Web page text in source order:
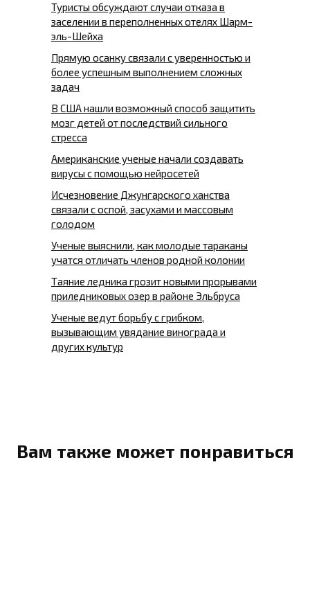
Туристы обсуждают случаи отказа в
заселении в переполненных отелях Шарм-
эль-Шейха
Прямую осанку связали с уверенностью и
более успешным выполнением сложных
задач
В США нашли возможный способ защитить
мозг детей от последствий сильного
стресса
Американские ученые начали создавать
вирусы с помощью нейросетей
Исчезновение Джунгарского ханства
связали с оспой, засухами и массовым
голодом
Ученые выяснили, как молодые тараканы
учатся отличать членов родной колонии
Таяние ледника грозит новыми прорывами
приледниковых озер в районе Эльбруса
Ученые ведут борьбу с грибком,
вызывающим увядание винограда и
других культур
Вам также может понравиться